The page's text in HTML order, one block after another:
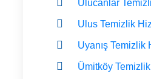
Ulucanlar
Ulus Temizlik
Uyanış Temizlik
Ümitköy